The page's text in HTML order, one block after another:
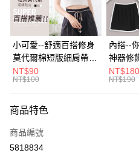
街口支付
悠遊付
Google Pay
全盈+PAY
大哥付你分期
【大哥付你分期使用說明】
1.本服務由台灣大哥大提供，台灣大哥
AFTEE先享後付
小可愛--舒適百搭修身
莫代爾棉短版細肩帶素
色背心(白.黑.灰L-2L)-
U582眼圈熊中大尺碼
NT$90
NT$100
內搭--
神器修
內搭裙/
6L)-
NT$180
NT$190
商品特色
商品編號
5818834